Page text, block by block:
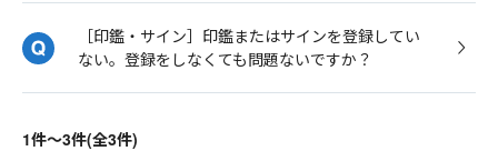
［印鑑・サイン］印鑑またはサインを登録してい
ない。登録をしなくても問題ないですか？
1件～3件(全3件)